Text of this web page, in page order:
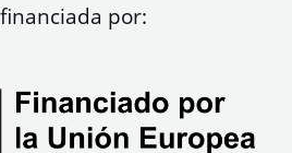
por: